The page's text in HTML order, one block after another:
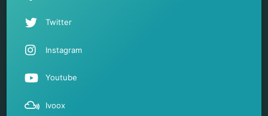
Twitter
Instagram
Youtube
Ivoox